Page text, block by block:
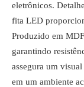
eletrônicos.
fita LED
Produzido em
garantindo
assegura um
em um ambiente